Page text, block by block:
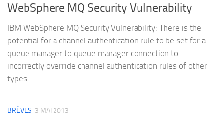
WebSphere MQ Security Vulnerability
IBM WebSphere MQ Security Vulnerability: There is the
potential for a channel authentication rule to be set for a
queue manager to queue manager connection to
incorrectly override channel authentication rules of other
types...
BRÈVES 3 MAI 2013